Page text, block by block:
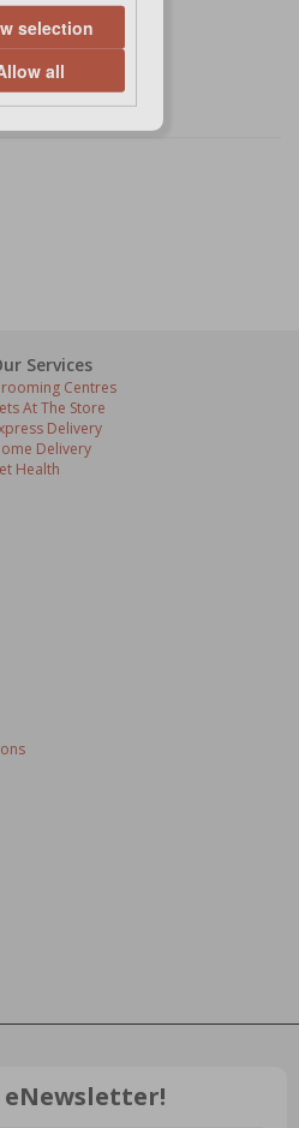
Services
Centres
At The Store
Delivery
Delivery
Health
eNewsletter!
selection
all